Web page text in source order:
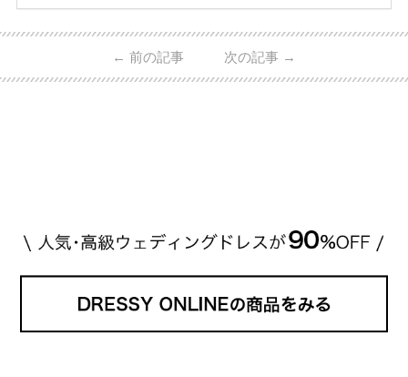
ーウィンストンやカルティエ、ティファニーなど世界
日本で人気のブランドまで幅広くご紹介。 さらに、
・愛用している芸能人夫婦 ・リングの特徴や魅力 ・
← 前の記事 次の記事 →